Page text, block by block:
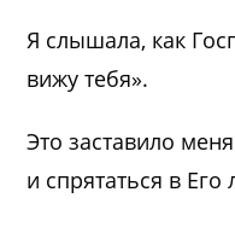
Я слышала, как
вижу тебя».
Это заставило
и спрятаться в Его